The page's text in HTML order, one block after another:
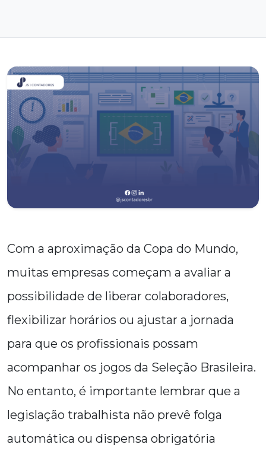
Com a aproximação da Copa do Mundo,
muitas empresas começam a avaliar a
possibilidade de liberar colaboradores,
flexibilizar horários ou ajustar a jornada
para que os profissionais possam
acompanhar os jogos da Seleção Brasileira.
No entanto, é importante lembrar que a
legislação trabalhista não prevê folga
automática ou dispensa obrigatória